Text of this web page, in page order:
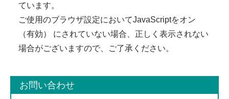
ています。
ご使用のブラウザ設定においてJavaScriptをオン
（有効） にされていない場合、正しく表示されない
場合がございますので、ご了承ください。
お問い合わせ